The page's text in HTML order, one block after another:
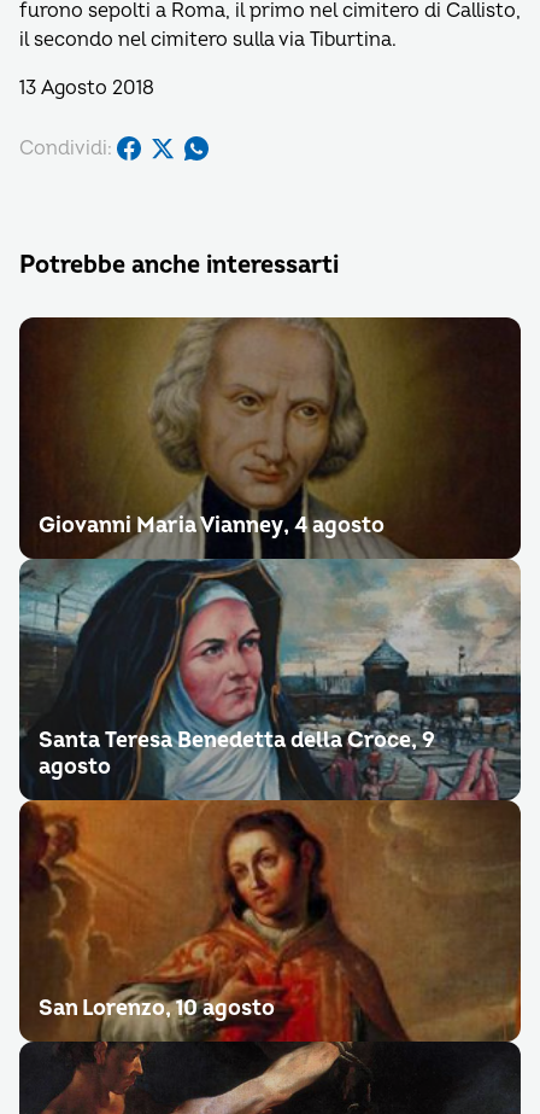
furono sepolti a Roma, il primo nel cimitero di Callisto,
il secondo nel cimitero sulla via Tiburtina.
13 Agosto 2018
Condividi:
Potrebbe anche interessarti
Giovanni Maria Vianney, 4 agosto
Santa Teresa Benedetta della Croce, 9
agosto
San Lorenzo, 10 agosto